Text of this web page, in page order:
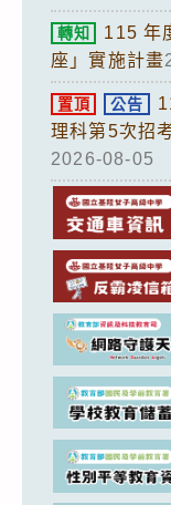
轉知
115 年
座」實施計畫
置頂 公告
理科第5次招
2026-08-05